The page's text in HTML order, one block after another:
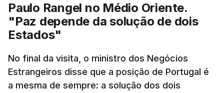
Paulo Rangel no Médio Oriente.
"Paz depende da solução de dois
Estados"
No final da visita, o ministro dos Negócios
Estrangeiros disse que a posição de Portugal é
a mesma de sempre: a solução dos dois